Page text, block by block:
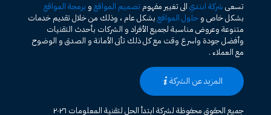
تسعى شركة ابتدي الى تغيير مفهوم تصميم المواقع و برمجة المواقع
بشكل خاص و حلول المواقع بشكل عام ، وذلك من خلال تقديم خدمات
متنوعة وعروض مناسبة لجميع الأفراد و الشركات بأحدث التقنيات
وأفضل جودة واسرع وقت مع كل ذلك تأتى الأمانة و الصدق و الوضوح
مع العملاء .
المزيد عن الشركة
جميع الحقوق محفوظة لشركة ابتدأ الحل لتقنية المعلومات ٢٠٢٦